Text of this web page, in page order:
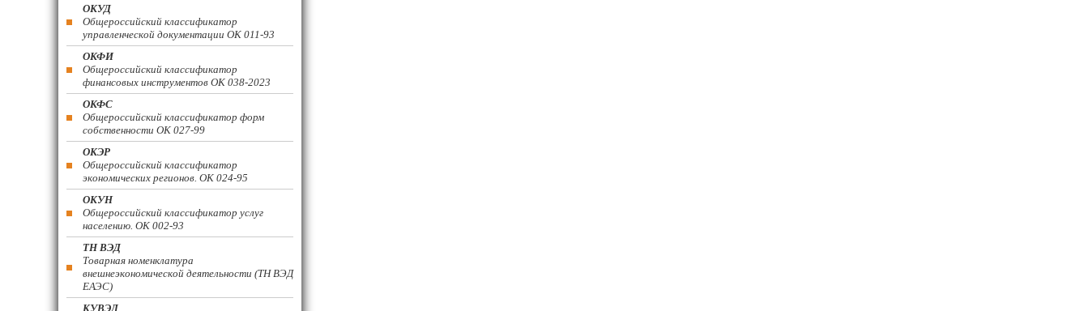
ОКУД
Общероссийский классификатор
управленческой документации ОК 011-93
ОКФИ
Общероссийский классификатор
финансовых инструментов OK 038-2023
ОКФС
Общероссийский классификатор форм
собственности ОК 027-99
ОКЭР
Общероссийский классификатор
экономических регионов. ОК 024-95
ОКУН
Общероссийский классификатор услуг
населению. ОК 002-93
ТН ВЭД
Товарная номенклатура
внешнеэкономической деятельности (ТН ВЭД
ЕАЭС)
КУВЭД